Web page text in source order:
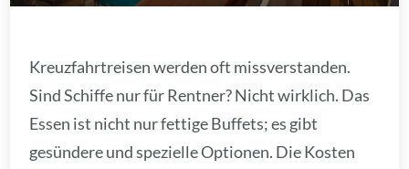
Kreuzfahrtreisen werden oft missverstanden.
Sind Schiffe nur für Rentner? Nicht wirklich. Das
Essen ist nicht nur fettige Buffets; es gibt
gesündere und spezielle Optionen. Die Kosten